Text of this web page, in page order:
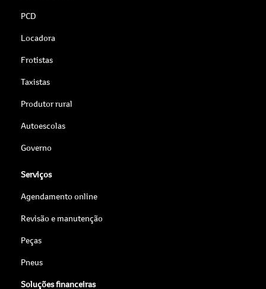
PCD
Locadora
Frotistas
Taxistas
Produtor rural
Autoescolas
Governo
Serviços
Agendamento online
Revisão e manutenção
Peças
Pneus
Soluções financeiras